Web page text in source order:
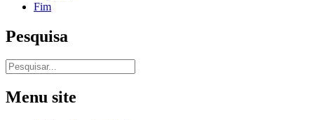
Fim
Pesquisa
Menu site